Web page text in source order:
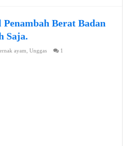
Berat Badan
Saja.
ayam ,Unggas 1